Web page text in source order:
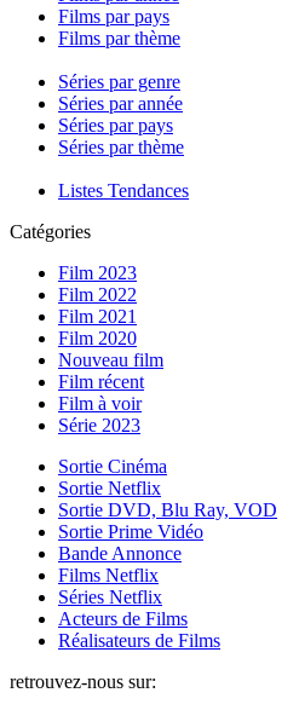
Films par pays
Films par thème
Séries par genre
Séries par année
Séries par pays
Séries par thème
Listes Tendances
Catégories
Film 2023
Film 2022
Film 2021
Film 2020
Nouveau film
Film récent
Film à voir
Série 2023
Sortie Cinéma
Sortie Netflix
Sortie DVD, Blu Ray, VOD
Sortie Prime Vidéo
Bande Annonce
Films Netflix
Séries Netflix
Acteurs de Films
Réalisateurs de Films
retrouvez-nous sur: